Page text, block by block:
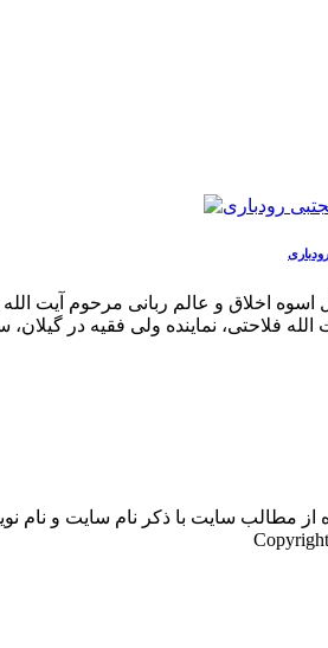
در مراسم چهلمین روز ارتحال اسوه اخلاق و عالم
مطالب سایت با ذکر نام سایت و نام